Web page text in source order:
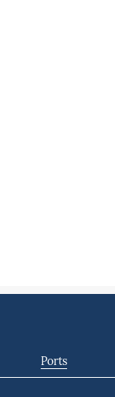
Ports